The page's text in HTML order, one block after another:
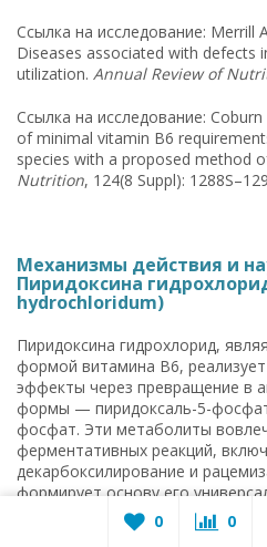
Ссылка на исследование: Merrill
Diseases associated with defects
utilization. Annual Review of
Ссылка на исследование:
of minimal vitamin B6
species with a proposed method
Nutrition, 124(8 Suppl):
Механизмы действия и
Пиридоксина
hydrochloridum)
Пиридоксина гидрохлорид,
формой витамина B6,
эффекты через превращение в
формы — пиридоксаль-5-
фосфат. Эти метаболиты
ферментативных реакций,
декарбоксилирование и
формирует основу его
веществ. На молекулярном
апоферментами, образуя
0 0